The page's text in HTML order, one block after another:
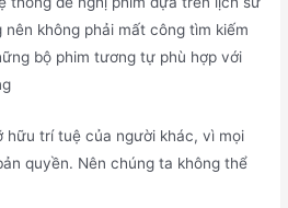
không phải mất công tìm kiếm
bộ phim tương tự phù hợp với
hữu trí tuệ của người khác, vì mọi
quyền. Nên chúng ta không thể